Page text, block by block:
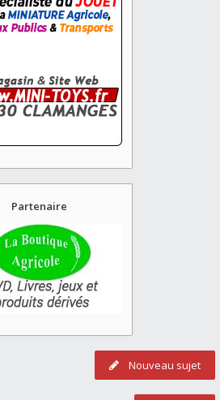
Partenaire
Nouveau sujet